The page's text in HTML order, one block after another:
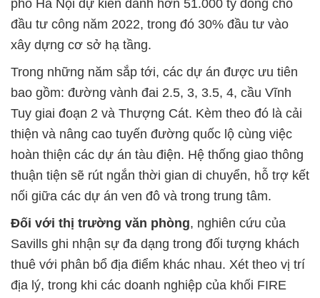
phố Hà Nội dự kiến dành hơn 51.000 tỷ đồng cho
đầu tư công năm 2022, trong đó 30% đầu tư vào
xây dựng cơ sở hạ tầng.
Trong những năm sắp tới, các dự án được ưu tiên
bao gồm: đường vành đai 2.5, 3, 3.5, 4, cầu Vĩnh
Tuy giai đoạn 2 và Thượng Cát. Kèm theo đó là cải
thiện và nâng cao tuyến đường quốc lộ cùng việc
hoàn thiện các dự án tàu điện. Hệ thống giao thông
thuận tiện sẽ rút ngắn thời gian di chuyển, hỗ trợ kết
nối giữa các dự án ven đô và trong trung tâm.
Đối với thị trường văn phòng, nghiên cứu của
Savills ghi nhận sự đa dạng trong đối tượng khách
thuê với phân bổ địa điểm khác nhau. Xét theo vị trí
địa lý, trong khi các doanh nghiệp của khối FIRE